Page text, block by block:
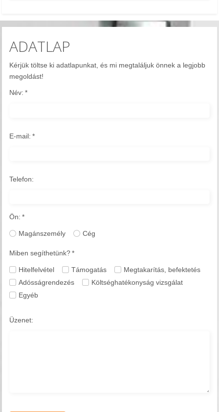
ADATLAP
Kérjük töltse ki adatlapunkat, és mi megtaláljuk önnek a legjobb
megoldást!
Név: *
E-mail: *
Telefon:
Ön: *
Magánszemély Cég
Miben segíthetünk? *
Hitelfelvétel Támogatás
Megtakarítás, befektetés
Adósságrendezés
Költséghatékonyság vizsgálat
Egyéb
Üzenet: